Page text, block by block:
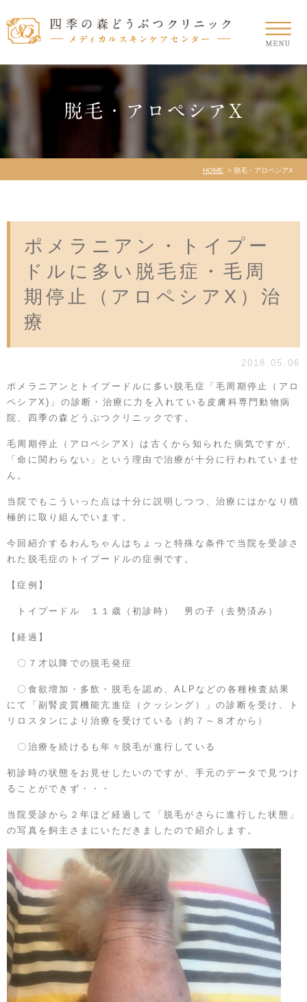
脱毛・アロペシアX
HOME 脱毛・アロペシアX
ポメラニアン・トイプー
ドルに多い脱毛症・毛周
期停止（アロペシアX）治
療
2018.05.06
ポメラニアンとトイプードルに多い脱毛症「毛周期停止（アロ
ペシアX)」の診断・治療に力を入れている皮膚科専門動物病
院、四季の森どうぶつクリニックです。
毛周期停止（アロペシアX）は古くから知られた病気ですが、
「命に関わらない」という理由で治療が十分に行われていませ
ん。
当院でもこういった点は十分に説明しつつ、治療にはかなり積
極的に取り組んでいます。
今回紹介するわんちゃんはちょっと特殊な条件で当院を受診さ
れた脱毛症のトイプードルの症例です。
【症例】
トイプードル １１歳（初診時） 男の子（去勢済み）
【経過】
〇７才以降での脱毛発症
〇食欲増加・多飲・脱毛を認め、ALPなどの各種検査結果
にて「副腎皮質機能亢進症（クッシング）」の診断を受け、ト
リロスタンにより治療を受けている（約７～８才から）
〇治療を続けるも年々脱毛が進行している
初診時の状態をお見せしたいのですが、手元のデータで見つけ
ることができず・・・
当院受診から２年ほど経過して「脱毛がさらに進行した状態」
の写真を飼主さまにいただきましたので紹介します。